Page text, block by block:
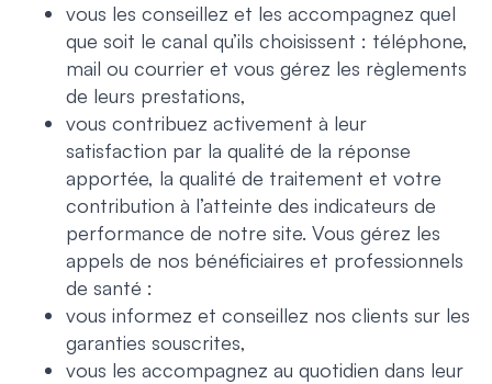
vous les conseillez et les accompagnez quel
que soit le canal qu’ils choisissent : téléphone,
mail ou courrier et vous gérez les règlements
de leurs prestations,
vous contribuez activement à leur
satisfaction par la qualité de la réponse
apportée, la qualité de traitement et votre
contribution à l’atteinte des indicateurs de
performance de notre site. Vous gérez les
appels de nos bénéficiaires et professionnels
de santé :
vous informez et conseillez nos clients sur les
garanties souscrites,
vous les accompagnez au quotidien dans leur